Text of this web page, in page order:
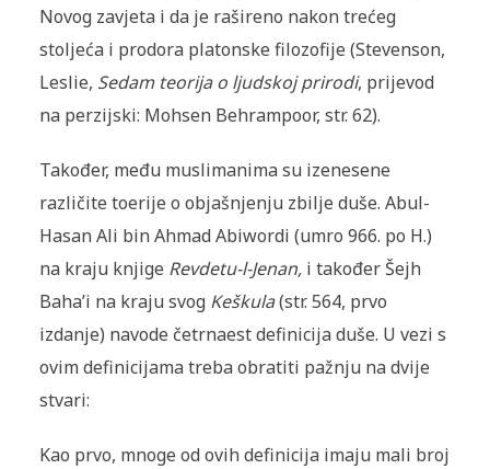
Novog zavjeta i da je rašireno nakon trećeg
stoljeća i prodora platonske filozofije (Stevenson,
Leslie, Sedam teorija o ljudskoj prirodi, prijevod
na perzijski: Mohsen Behrampoor, str. 62).
Također, među muslimanima su izenesene
različite toerije o objašnjenju zbilje duše. Abul-
Hasan Ali bin Ahmad Abiwordi (umro 966. po H.)
na kraju knjige Revdetu-l-Jenan, i također Šejh
Baha’i na kraju svog Keškula(str. 564, prvo
izdanje) navode četrnaest definicija duše. U vezi s
ovim definicijama treba obratiti pažnju na dvije
stvari:
Kao prvo, mnoge od ovih definicija imaju mali broj